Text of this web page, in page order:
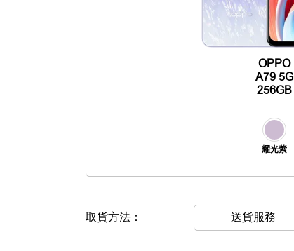
OPPO
A79 5G
256GB
耀光紫
取貨方法： 送貨服務